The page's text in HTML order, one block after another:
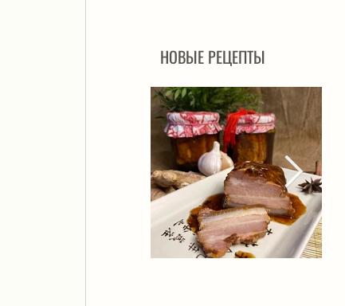
НОВЫЕ РЕЦЕПТЫ